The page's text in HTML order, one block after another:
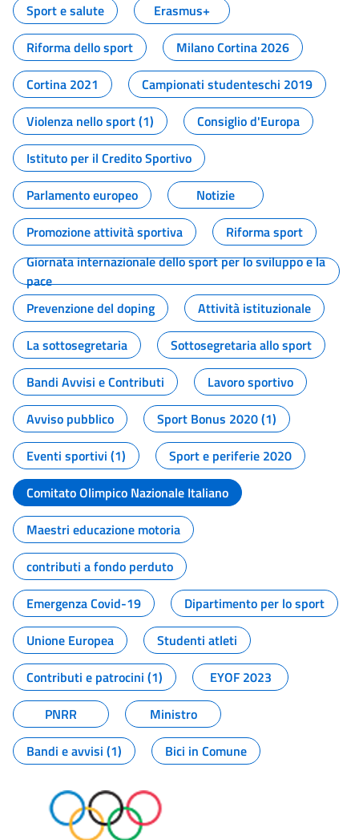
Sport e salute
Erasmus+
Riforma dello sport
Milano Cortina 2026
Cortina 2021
Campionati studenteschi 2019
Violenza nello sport (1)
Consiglio d'Europa
Istituto per il Credito Sportivo
Parlamento europeo
Notizie
Promozione attività sportiva
Riforma sport
Giornata internazionale dello sport per lo sviluppo e la
pace
Prevenzione del doping
Attività istituzionale
La sottosegretaria
Sottosegretaria allo sport
Bandi Avvisi e Contributi
Lavoro sportivo
Avviso pubblico
Sport Bonus 2020 (1)
Eventi sportivi (1)
Sport e periferie 2020
Comitato Olimpico Nazionale Italiano
Maestri educazione motoria
contributi a fondo perduto
Emergenza Covid-19
Dipartimento per lo sport
Unione Europea
Studenti atleti
Contributi e patrocini (1)
EYOF 2023
PNRR
Ministro
Bandi e avvisi (1)
Bici in Comune